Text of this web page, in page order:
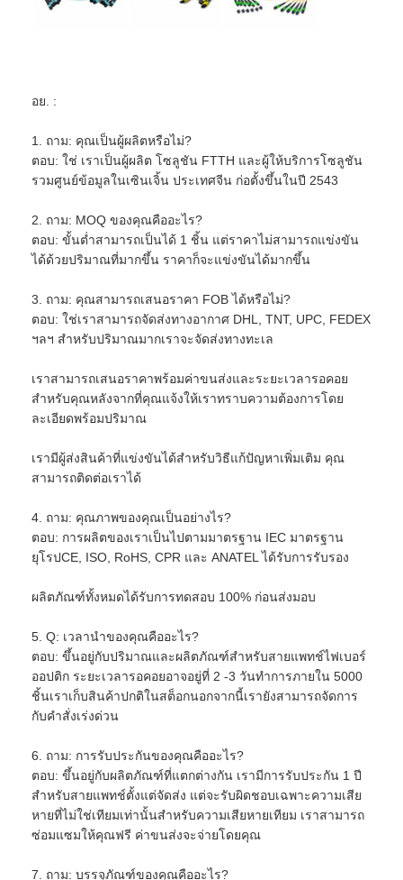
อย. :
1. ถาม: คุณเป็นผู้ผลิตหรือไม่?
ตอบ: ใช่ เราเป็นผู้ผลิต โซลูชัน FTTH และผู้ให้บริการโซลูชัน
รวมศูนย์ข้อมูลในเซินเจิ้น ประเทศจีน ก่อตั้งขึ้นในปี 2543
2. ถาม: MOQ ของคุณคืออะไร?
ตอบ: ขั้นต่ำสามารถเป็นได้ 1 ชิ้น แต่ราคาไม่สามารถแข่งขัน
ได้ด้วยปริมาณที่มากขึ้น ราคาก็จะแข่งขันได้มากขึ้น
3. ถาม: คุณสามารถเสนอราคา FOB ได้หรือไม่?
ตอบ: ใช่เราสามารถจัดส่งทางอากาศ DHL, TNT, UPC, FEDEX
ฯลฯ สำหรับปริมาณมากเราจะจัดส่งทางทะเล
เราสามารถเสนอราคาพร้อมค่าขนส่งและระยะเวลารอคอย
สำหรับคุณหลังจากที่คุณแจ้งให้เราทราบความต้องการโดย
ละเอียดพร้อมปริมาณ
เรามีผู้ส่งสินค้าที่แข่งขันได้สำหรับวิธีแก้ปัญหาเพิ่มเติม คุณ
สามารถติดต่อเราได้
4. ถาม: คุณภาพของคุณเป็นอย่างไร?
ตอบ: การผลิตของเราเป็นไปตามมาตรฐาน IEC มาตรฐาน
ยุโรปCE, ISO, RoHS, CPR และ ANATEL ได้รับการรับรอง
ผลิตภัณฑ์ทั้งหมดได้รับการทดสอบ 100% ก่อนส่งมอบ
5. Q: เวลานำของคุณคืออะไร?
ตอบ: ขึ้นอยู่กับปริมาณและผลิตภัณฑ์สำหรับสายแพทช์ไฟเบอร์
ออปติก ระยะเวลารอคอยอาจอยู่ที่ 2 -3 วันทำการภายใน 5000
ชิ้นเราเก็บสินค้าปกติในสต็อกนอกจากนี้เรายังสามารถจัดการ
กับคำสั่งเร่งด่วน
6. ถาม: การรับประกันของคุณคืออะไร?
ตอบ: ขึ้นอยู่กับผลิตภัณฑ์ที่แตกต่างกัน เรามีการรับประกัน 1 ปี
สำหรับสายแพทช์ตั้งแต่จัดส่ง แต่จะรับผิดชอบเฉพาะความเสีย
หายที่ไม่ใช่เทียมเท่านั้นสำหรับความเสียหายเทียม เราสามารถ
ซ่อมแซมให้คุณฟรี ค่าขนส่งจะจ่ายโดยคุณ
7. ถาม: บรรจุภัณฑ์ของคุณคืออะไร?